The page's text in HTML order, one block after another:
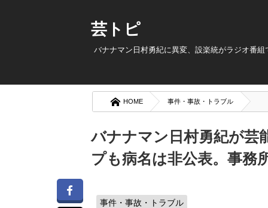
芸トピ
バナナマン日村勇紀に異変、設楽統がラジオ番
HOME 事件・事故・トラブル
バナナマン日村勇紀が芸
プも病名は非公表。事務
事件・事故・トラブル